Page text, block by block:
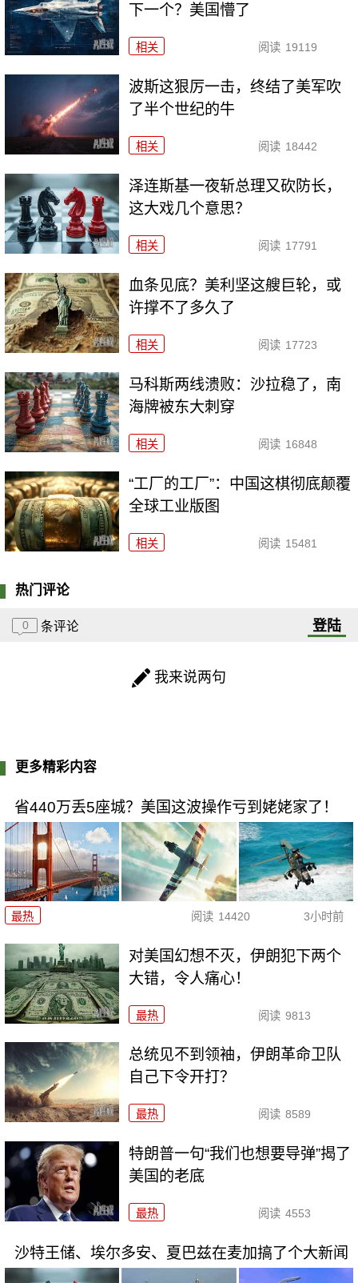
下一个？美国懵了
相关 阅读 19119
波斯这狠厉一击，终结了美军吹
了半个世纪的牛
相关 阅读 18442
泽连斯基一夜斩总理又砍防长，
这大戏几个意思？
相关 阅读 17791
血条见底？美利坚这艘巨轮，或
许撑不了多久了
相关 阅读 17723
马科斯两线溃败：沙拉稳了，南
海牌被东大刺穿
相关 阅读 16848
“工厂的工厂”：中国这棋彻底颠覆
全球工业版图
相关 阅读 15481
热门评论
0 条评论 登陆
我来说两句
更多精彩内容
省440万丢5座城？美国这波操作亏到姥姥家了！
最热 阅读 14420 3小时前
对美国幻想不灭，伊朗犯下两个
大错，令人痛心！
最热 阅读 9813
总统见不到领袖，伊朗革命卫队
自己下令开打？
最热 阅读 8589
特朗普一句“我们也想要导弹”揭了
美国的老底
最热 阅读 4553
沙特王储、埃尔多安、夏巴兹在麦加搞了个大新闻